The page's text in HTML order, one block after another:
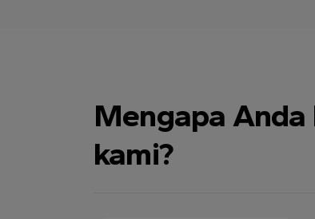
Mengapa
kami?